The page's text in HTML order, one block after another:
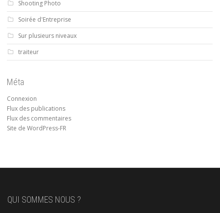
Shooting Photo
Soirée d'Entreprise
Sur plusieurs niveaux
traiteur
Méta
Connexion
Flux des publications
Flux des commentaires
Site de WordPress-FR
QUI SOMMES NOUS ?